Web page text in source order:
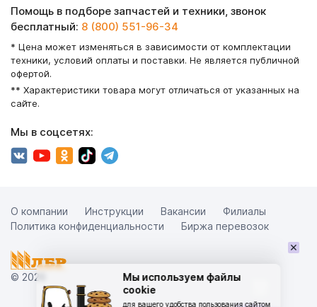
Мы используем файлы
cookie
для вашего удобства пользования сайтом
Помощь в подборе запчастей и техники, звонок
бесплатный: 8 (800) 551-96-34
* Цена может изменяться в зависимости от комплектации
техники, условий оплаты и поставки. Не является публичной
офертой.
** Характеристики товара могут отличаться от указанных на
сайте.
Мы в соцсетях:
© 2026
О компании Инструкции Вакансии
Филиалы
Политика конфиденциальности
Биржа перевозок
×